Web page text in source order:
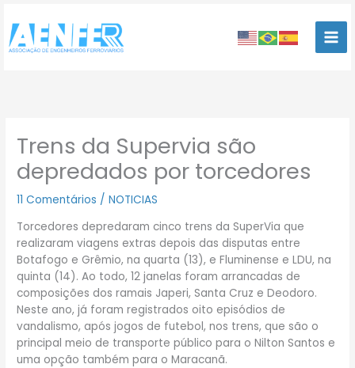
para
conteúdo
Trens da Supervia são
depredados por torcedores
11 Comentários /NOTICIAS
Torcedores depredaram cinco trens da SuperVia que
realizaram viagens extras depois das disputas entre
Botafogo e Grêmio, na quarta (13), e Fluminense e LDU, na
quinta (14). Ao todo, 12 janelas foram arrancadas de
composições dos ramais Japeri, Santa Cruz e Deodoro.
Neste ano, já foram registrados oito episódios de
vandalismo, após jogos de futebol, nos trens, que são o
principal meio de transporte público para o Nilton Santos e
uma opção também para o Maracanã.